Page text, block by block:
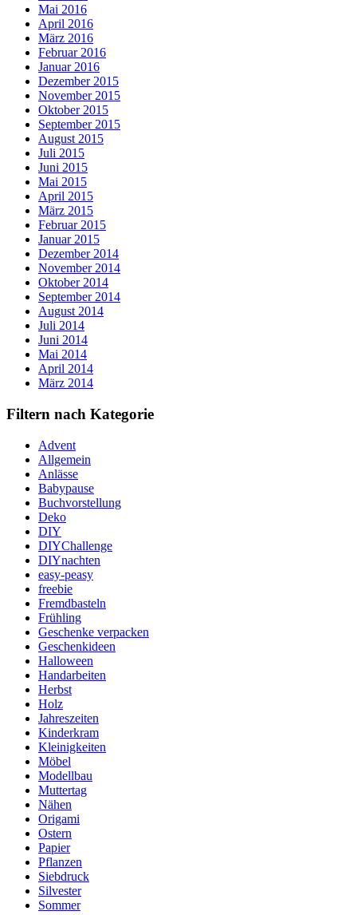
Mai 2016
April 2016
März 2016
Februar 2016
Januar 2016
Dezember 2015
November 2015
Oktober 2015
September 2015
August 2015
Juli 2015
Juni 2015
Mai 2015
April 2015
März 2015
Februar 2015
Januar 2015
Dezember 2014
November 2014
Oktober 2014
September 2014
August 2014
Juli 2014
Juni 2014
Mai 2014
April 2014
März 2014
Filtern nach Kategorie
Advent
Allgemein
Anlässe
Babypause
Buchvorstellung
Deko
DIY
DIYChallenge
DIYnachten
easy-peasy
freebie
Fremdbasteln
Frühling
Geschenke verpacken
Geschenkideen
Halloween
Handarbeiten
Herbst
Holz
Jahreszeiten
Kinderkram
Kleinigkeiten
Möbel
Modellbau
Muttertag
Nähen
Origami
Ostern
Papier
Pflanzen
Siebdruck
Silvester
Sommer